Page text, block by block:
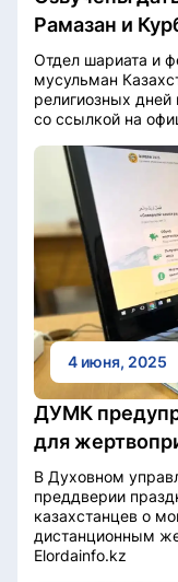
Рамазан и
Отдел шариата и
мусульман
религиозных дней
со ссылкой на
4 июня, 2025
ДУМК
для
В Духовном
преддверии
казахстанцев о
дистанционным
Elordainfo.kz